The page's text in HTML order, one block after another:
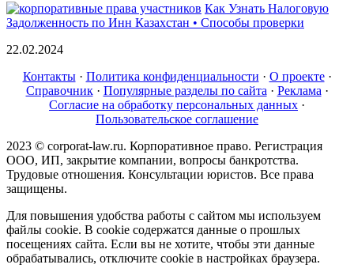
Как Узнать Налоговую
Задолженность по Инн Казахстан • Способы проверки
22.02.2024
Контакты· Политика конфиденциальности · О проекте·
Справочник· Популярные разделы по сайта · Реклама ·
Согласие на обработку персональных данных ·
Пользовательское соглашение
2023 © corporat-law.ru. Корпоративное право. Регистрация
ООО, ИП, закрытие компании, вопросы банкротства.
Трудовые отношения. Консультации юристов. Все права
защищены.
Для повышения удобства работы с сайтом мы используем
файлы cookie. В cookie содержатся данные о прошлых
посещениях сайта. Если вы не хотите, чтобы эти данные
обрабатывались, отключите cookie в настройках браузера.